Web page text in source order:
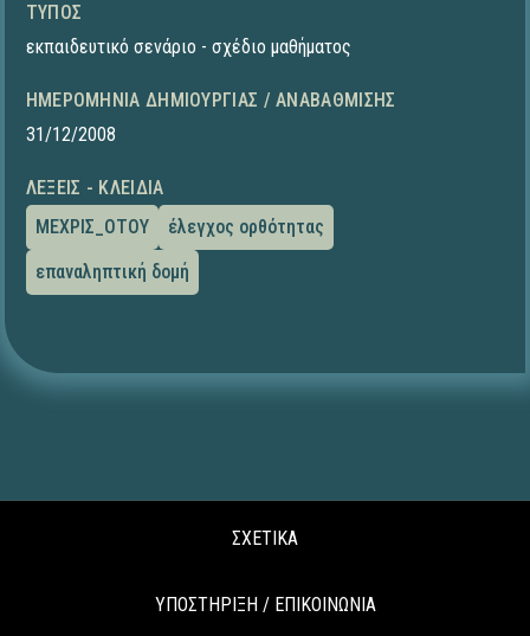
ΤΎΠΟΣ
εκπαιδευτικό σενάριο - σχέδιο μαθήματος
ΗΜΕΡΟΜΗΝΊΑ ΔΗΜΙΟΥΡΓΊΑΣ / ΑΝΑΒΆΘΜΙΣΗΣ
31/12/2008
ΛΈΞΕΙΣ - ΚΛΕΙΔΙΆ
ΜΕΧΡΙΣ_ΟΤΟΥ
έλεγχος ορθότητας
επαναληπτική δομή
ΣΧΕΤΙΚΑ
ΥΠΟΣΤΗΡΙΞΗ / ΕΠΙΚΟΙΝΩΝΙΑ